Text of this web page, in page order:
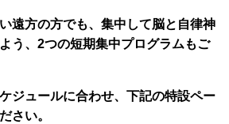
遠方の方でも、集中して脳と自律神
う、2つの短期集中プログラムもご
ジュールに合わせ、下記の特設ペー
さい。